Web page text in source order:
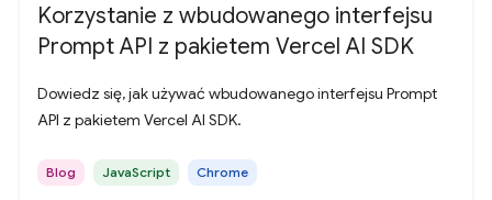
Korzystanie z wbudowanego interfejsu
Prompt API z pakietem Vercel AI SDK
Dowiedz się, jak używać wbudowanego interfejsu Prompt
API z pakietem Vercel AI SDK.
Blog JavaScript Chrome